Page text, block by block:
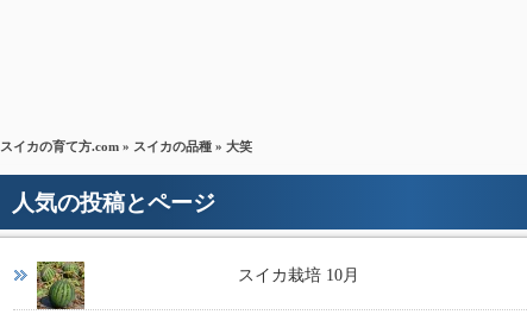
スイカの育て方.com » スイカの品種 » 大笑
人気の投稿とページ
スイカ栽培 10月